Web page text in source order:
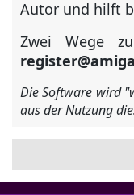
Autor und hilft
Zwei Wege
Die Software wird
aus der Nutzung